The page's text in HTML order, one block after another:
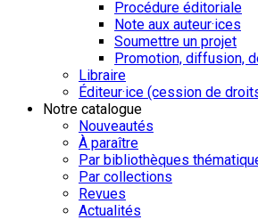
Procédure éditoriale
Note aux auteur·ices
Soumettre un projet
Promotion, diffusion,
Libraire
Éditeur·ice (cession de
Notre catalogue
Nouveautés
À paraître
Par bibliothèques
Par collections
Revues
Actualités